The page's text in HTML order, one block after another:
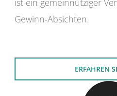
ist ein gemeinnütziger
Gewinn-Absichten.
ERFAHREN